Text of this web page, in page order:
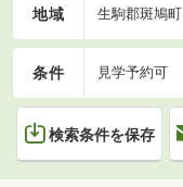
地域 生駒郡斑鳩町
条件 見学予約可
検索条件を保存